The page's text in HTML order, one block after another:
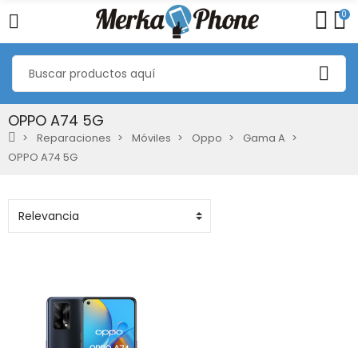
0
OPPO A74 5G
Reparaciones Móviles Oppo
Gama A
OPPO A74 5G